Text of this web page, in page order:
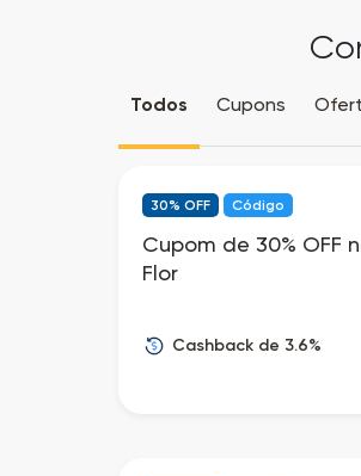
Todos Cupons
30% OFF Código
Cupom de 30% OFF
Flor
Cashback de 3.6%